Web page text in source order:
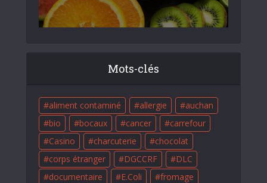
Mots-clés
aliment contaminé allergie
auchan
bio
bocaux cancer
carrefour
Casino
charcuterie
chocolat
corps étranger
DGCCRF
DLC
documentaire
E.Coli
fromage